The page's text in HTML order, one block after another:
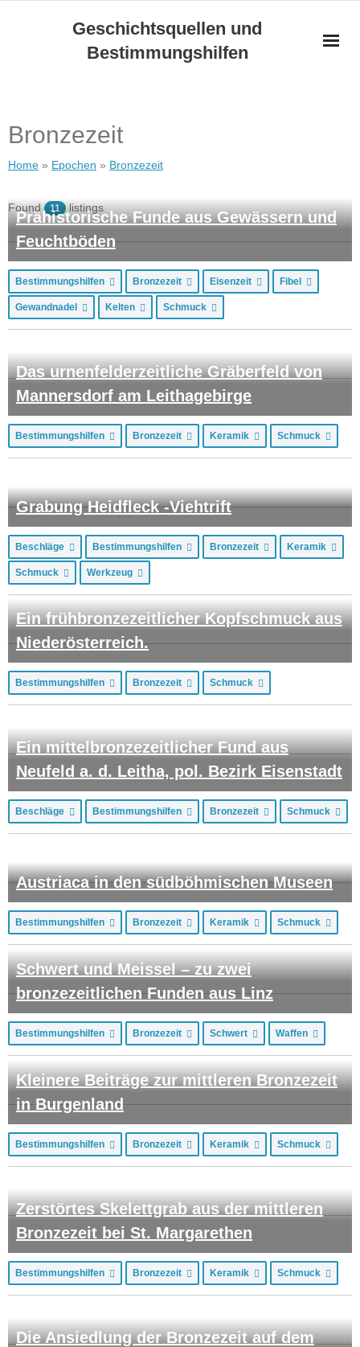
Geschichtsquellen und
Bestimmungshilfen
Bronzezeit
Home » Epochen » Bronzezeit
Found 11 listings
Prähistorische Funde aus Gewässern und
Feuchtböden
Bestimmungshilfen Bronzezeit Eisenzeit Fibel
Gewandnadel Kelten Schmuck
Das urnenfelderzeitliche Gräberfeld von
Mannersdorf am Leithagebirge
Bestimmungshilfen Bronzezeit Keramik Schmuck
Grabung Heidfleck -Viehtrift
Beschläge Bestimmungshilfen Bronzezeit Keramik
Schmuck Werkzeug
Ein frühbronzezeitlicher Kopfschmuck aus
Niederösterreich.
Bestimmungshilfen Bronzezeit Schmuck
Ein mittelbronzezeitlicher Fund aus
Neufeld a. d. Leitha, pol. Bezirk Eisenstadt
Beschläge Bestimmungshilfen Bronzezeit Schmuck
Austriaca in den südböhmischen Museen
Bestimmungshilfen Bronzezeit Keramik Schmuck
Schwert und Meissel – zu zwei
bronzezeitlichen Funden aus Linz
Bestimmungshilfen Bronzezeit Schwert Waffen
Kleinere Beiträge zur mittleren Bronzezeit
in Burgenland
Bestimmungshilfen Bronzezeit Keramik Schmuck
Zerstörtes Skelettgrab aus der mittleren
Bronzezeit bei St. Margarethen
Bestimmungshilfen Bronzezeit Keramik Schmuck
Die Ansiedlung der Bronzezeit auf dem